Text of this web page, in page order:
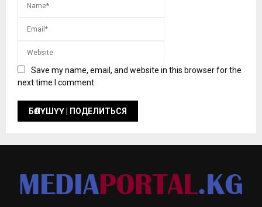
Save my name, email, and website in this browser for the
next time I comment.